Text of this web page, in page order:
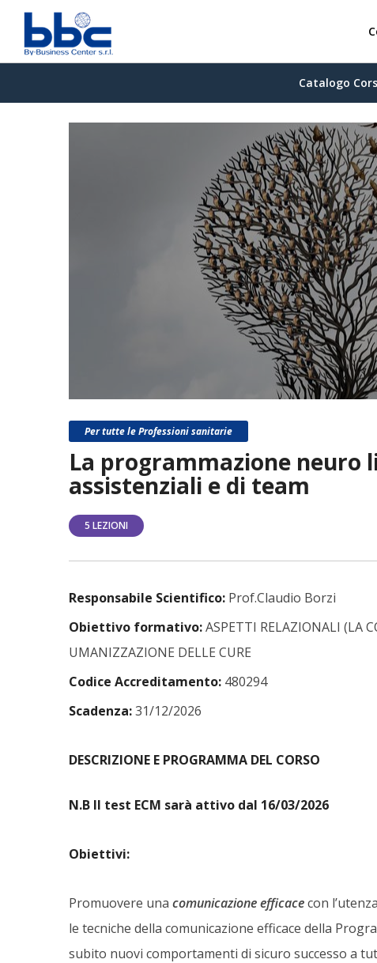
Catalogo
Per tutte le Professioni sanitarie
La programmazione neuro
assistenziali e di team
5 LEZIONI
Responsabile Scientifico: Prof.Claudio Borzi
Obiettivo formativo:ASPETTI RELAZIONALI (LA
UMANIZZAZIONE DELLE CURE
Codice Accreditamento: 480294
Scadenza:31/12/2026
DESCRIZIONE E PROGRAMMA DEL CORSO
N.B Il test ECM sarà attivo dal 16/03/2026
Obiettivi:
Promuovere una comunicazione efficacecon
le tecniche della comunicazione efficace della
subito nuovi comportamenti di sicuro successo a